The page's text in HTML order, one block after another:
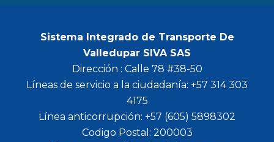
Sistema Integrado de Transporte De
Valledupar SIVA SAS
Dirección : Calle 78 #38-50
Líneas de servicio a la ciudadanía: +57 314 303
4175
Línea anticorrupción: +57 (605) 5898302
Codigo Postal: 200003